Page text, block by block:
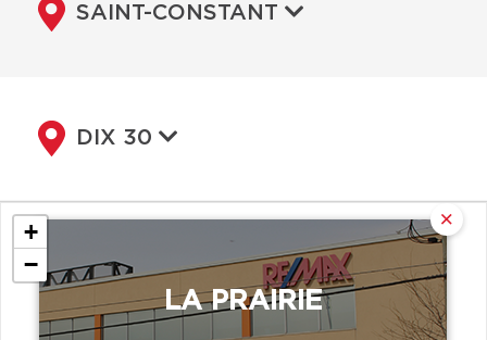
SAINT-CONSTANT
DIX 30
LA PRAIRIE
+
−